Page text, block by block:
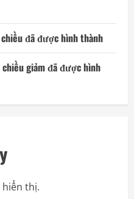
đã được hình thành
chiều giảm đã được hình
hiển thị.